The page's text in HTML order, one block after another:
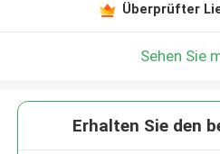
Überprüfter
Sehen Sie
Erhalten Sie den